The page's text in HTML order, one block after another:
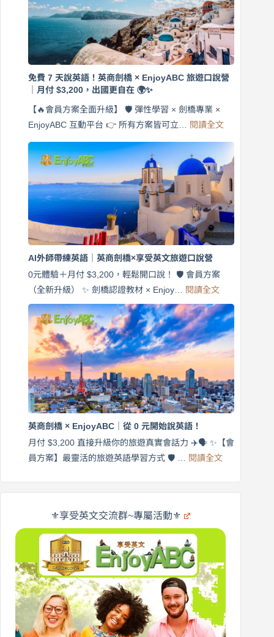
免費 7 天說英語！英商劍橋 × EnjoyABC 旅遊口說營
｜月付 $3,200，出國更自在 🌍✨
【🔥會員方案全面升級】 🛡️ 彈性學習 × 劍橋專業 ×
EnjoyABC 互動平台 👉 所有方案皆可立… 閱讀全文:
費
天
說
英
語！
英
商
劍
口
說
營
｜
月
$3,200，
出
國
在
AI外師帶練英語｜英商劍橋×享受英文旅遊口說營
0元體驗＋月付 $3,200，輕鬆開口說！ 🛡️ 會員方案
（全新升級） ✨ 劍橋認證教材 × Enjoy… 閱讀全文:
外
師
帶
英
｜
英
商
×
享
說
英商劍橋 × EnjoyABC｜從 0 元開始說英語！
月付 $3,200 直接升級你的旅遊真實會話力 ✈️🗣️ ✨【會
員方案】最靈活的旅遊英語學習方式 🛡️ … 閱讀全文:
商
劍
｜
元
英
語！
⚜️享受英文交流群~專屬活動⚜️